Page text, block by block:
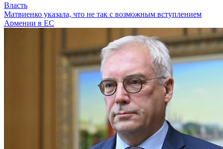
Власть
Матвиенко указала, что не так с возможным вступлением
Армении в ЕС